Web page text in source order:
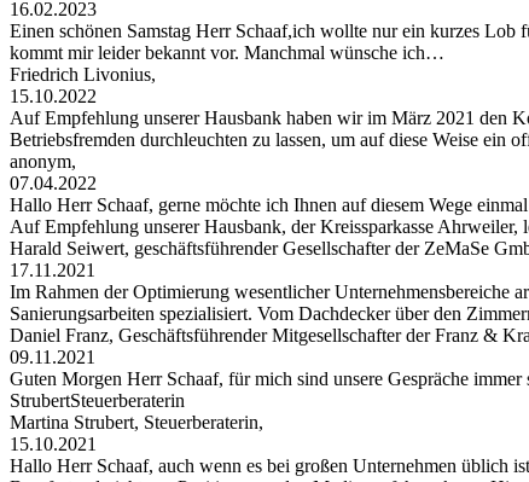
16.02.2023
Einen schönen Samstag Herr Schaaf,ich wollte nur ein kurzes Lob
kommt mir leider bekannt vor. Manchmal wünsche ich…
Friedrich Livonius,
15.10.2022
Auf Empfehlung unserer Hausbank haben wir im März 2021 den
Betriebsfremden durchleuchten zu lassen, um auf diese Weise ein
anonym,
07.04.2022
Hallo Herr Schaaf, gerne möchte ich Ihnen auf diesem Wege
Auf Empfehlung unserer Hausbank, der Kreissparkasse
Harald Seiwert, geschäftsführender Gesellschafter der ZeMaSe
17.11.2021
Im Rahmen der Optimierung wesentlicher Unternehmensbereiche
Sanierungsarbeiten spezialisiert. Vom Dachdecker über den
Daniel Franz, Geschäftsführender Mitgesellschafter der Franz &
09.11.2021
Guten Morgen Herr Schaaf, für mich sind unsere Gespräche
StrubertSteuerberaterin
Martina Strubert, Steuerberaterin,
15.10.2021
Hallo Herr Schaaf, auch wenn es bei großen Unternehmen üblich